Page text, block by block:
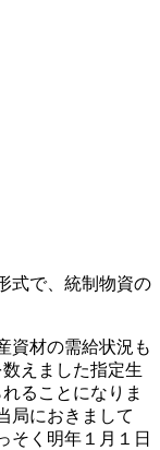
式で、統制物資の
資材の需給状況も
えました指定生
ることになりま
局におきまして
そく明年１月１日